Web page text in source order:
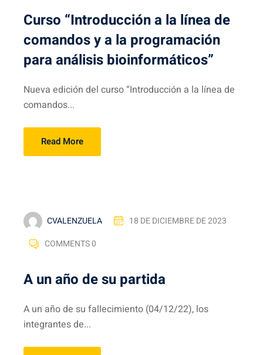
Curso “Introducción a la línea de
comandos y a la programación
para análisis bioinformáticos”
Nueva edición del curso “Introducción a la línea de
comandos...
Read More
CVALENZUELA
18 DE DICIEMBRE DE 2023
COMMENTS 0
A un año de su partida
A un año de su fallecimiento (04/12/22), los
integrantes de...